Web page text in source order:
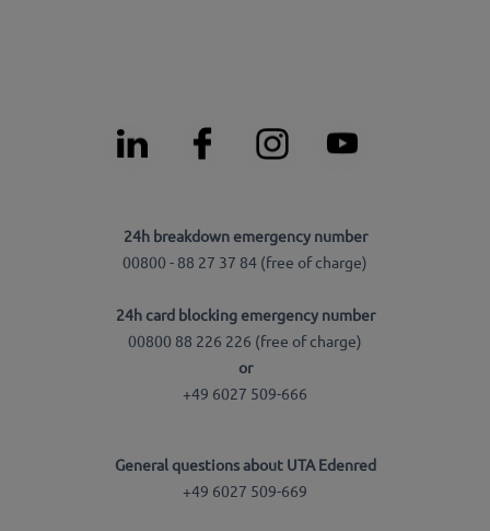
24h breakdown emergency number
00800 - 88 27 37 84 (free of charge)
24h card blocking emergency number
00800 88 226 226 (free of charge)
or
+49 6027 509-666
General questions about UTA Edenred
+49 6027 509-669